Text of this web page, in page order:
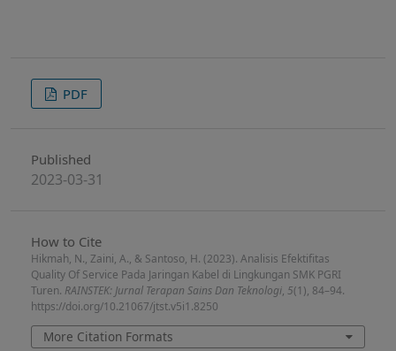
PDF
Published
2023-03-31
How to Cite
Hikmah, N., Zaini, A., & Santoso, H. (2023). Analisis Efektifitas
Quality Of Service Pada Jaringan Kabel di Lingkungan SMK PGRI
Turen. RAINSTEK: Jurnal Terapan Sains Dan Teknologi, 5(1), 84–94.
https://doi.org/10.21067/jtst.v5i1.8250
More Citation Formats